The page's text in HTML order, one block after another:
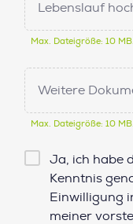
Lebenslauf
Max. Dateigröße: 10 MB.
Weitere
Max. Dateigröße: 10 MB.
Checkbox
Datenschutz*
Ja, ich habe
Kenntnis
Einwilligung
meiner